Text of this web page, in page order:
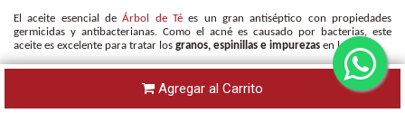
El aceite esencial deÁrbol de Té es un gran antiséptico con propiedades
germicidas y antibacterianas. Como el acné es causado por bacterias, este
aceite es excelente para tratar los granos, espinillas e impurezas en la piel
El aceite esencial dePalo de Rosa, también con propiedades antisépticas, ayuda
a reducir el sebo, es regeneradora de la piel y reconstituyente celular. Por ello
es el más recomendado para pieles grasas, ya que, además,
Agregar al Carrito